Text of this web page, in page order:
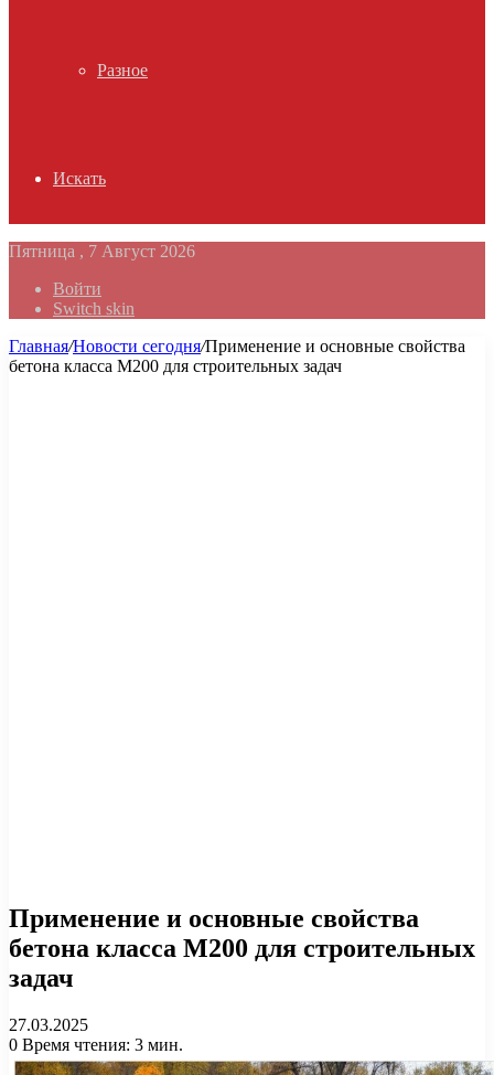
Разное
Искать
Пятница , 7 Август 2026
Войти
Switch skin
Главная/Новости сегодня/Применение и основные свойства
бетона класса М200 для строительных задач
Применение и основные свойства
бетона класса М200 для строительных
задач
27.03.2025
0 Время чтения: 3 мин.